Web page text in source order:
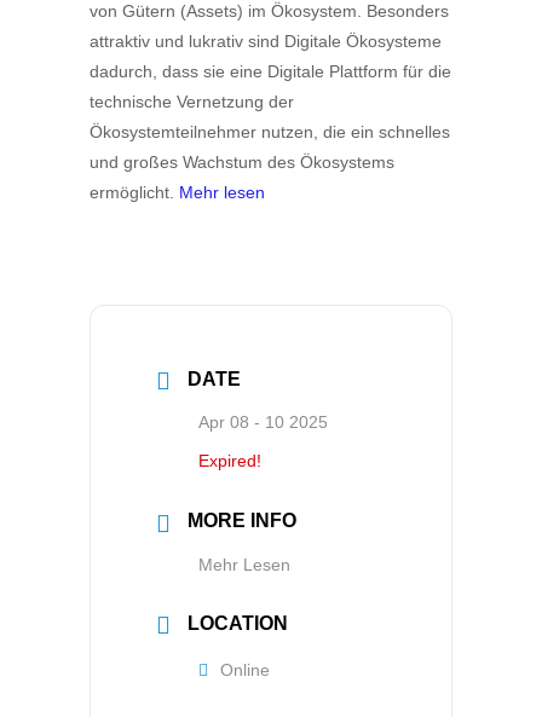
von Gütern (Assets) im Ökosystem. Besonders
attraktiv und lukrativ sind Digitale Ökosysteme
dadurch, dass sie eine Digitale Plattform für die
technische Vernetzung der
Ökosystemteilnehmer nutzen, die ein schnelles
und großes Wachstum des Ökosystems
ermöglicht. Mehr lesen
DATE
Apr 08 - 10 2025
Expired!
MORE INFO
Mehr Lesen
LOCATION
Online